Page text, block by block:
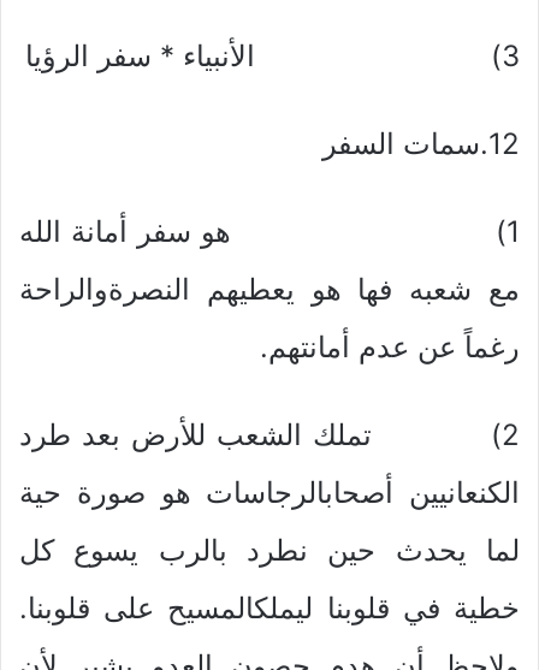
3) الأنبياء * سفر الرؤيا
12.سمات السفر
1) هو سفر أمانة الله
مع شعبه فها هو يعطيهم النصرةوالراحة
رغماً عن عدم أمانتهم.
2) تملك الشعب للأرض بعد طرد
الكنعانيين أصحابالرجاسات هو صورة حية
لما يحدث حين نطرد بالرب يسوع كل
خطية في قلوبنا ليملكالمسيح على قلوبنا.